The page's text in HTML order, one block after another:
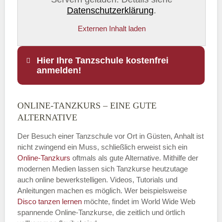
Datenschutzerklärung.
Externen Inhalt laden
Hier Ihre Tanzschule kostenfrei
anmelden!
Name
E-Mail*
ONLINE-TANZKURS – EINE GUTE
ALTERNATIVE
Der Besuch einer Tanzschule vor Ort in Güsten, Anhalt ist
nicht zwingend ein Muss, schließlich erweist sich ein
Online-Tanzkurs oftmals als gute Alternative. Mithilfe der
modernen Medien lassen sich Tanzkurse heutzutage
auch online bewerkstelligen. Videos, Tutorials und
Anleitungen machen es möglich. Wer beispielsweise
Disco tanzen lernen möchte, findet im World Wide Web
spannende Online-Tanzkurse, die zeitlich und örtlich